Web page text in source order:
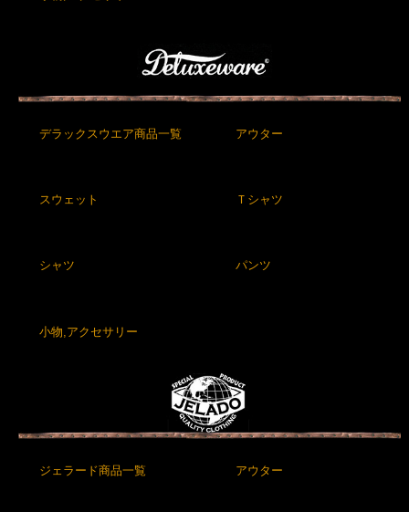
デラックスウエア商品一覧 アウター
スウェット Ｔシャツ
シャツ パンツ
小物,アクセサリー
ジェラード商品一覧 アウター